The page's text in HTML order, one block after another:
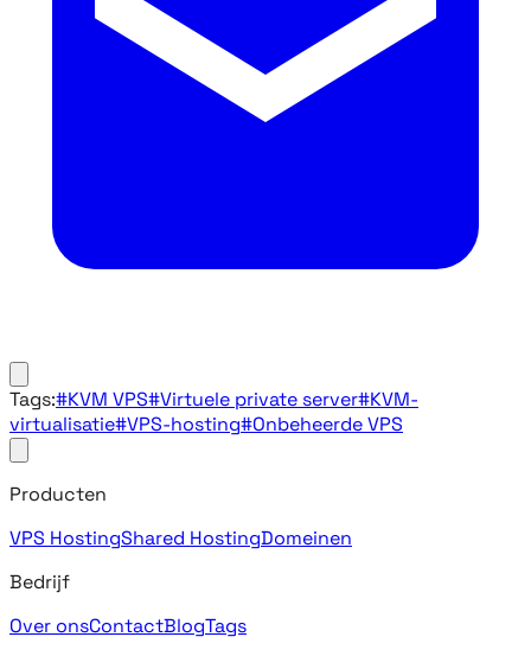
Tags:#KVM VPS#Virtuele private server#KVM-
virtualisatie#VPS-hosting#Onbeheerde VPS
Producten
VPS HostingShared HostingDomeinen
Bedrijf
Over onsContactBlogTags